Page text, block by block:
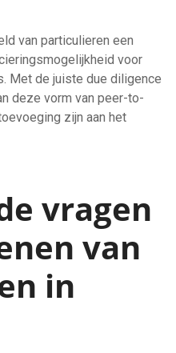
van particulieren een
voor
Met de juiste due diligence
deze vorm van peer-to-
zijn aan het
vragen
van
in